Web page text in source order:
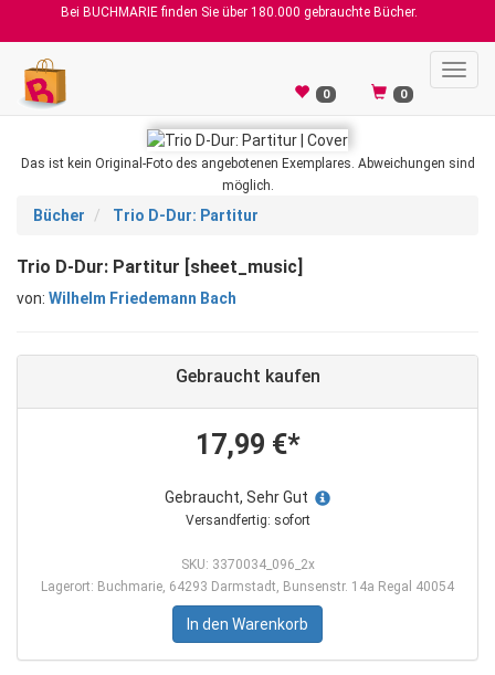
Bei BUCHMARIE finden Sie über 180.000 gebrauchte Bücher.
0 0
Das ist kein Original-Foto des angebotenen Exemplares. Abweichungen sind
möglich.
Bücher Trio D-Dur: Partitur
Trio D-Dur: Partitur [sheet_music]
von: Wilhelm Friedemann Bach
Gebraucht kaufen
17,99 €*
Gebraucht, Sehr Gut
Versandfertig: sofort
SKU: 3370034_096_2x
Lagerort: Buchmarie, 64293 Darmstadt, Bunsenstr. 14a Regal 40054
In den Warenkorb